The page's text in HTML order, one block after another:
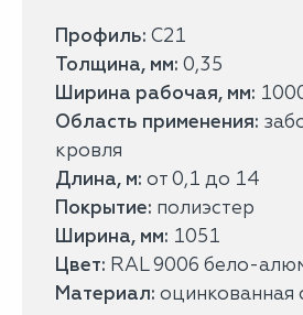
Профиль: С21
Толщина, мм: 0,35
Ширина рабочая, мм:
Область применения:
кровля
Длина, м: от 0,1 до 14
Покрытие: полиэстер
Ширина, мм: 1051
Цвет: RAL 9006 бело-
Материал: оцинкованная